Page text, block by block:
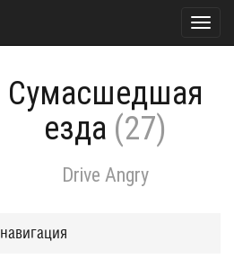
Сумасшедшая
езда (27)
Drive Angry
навигация